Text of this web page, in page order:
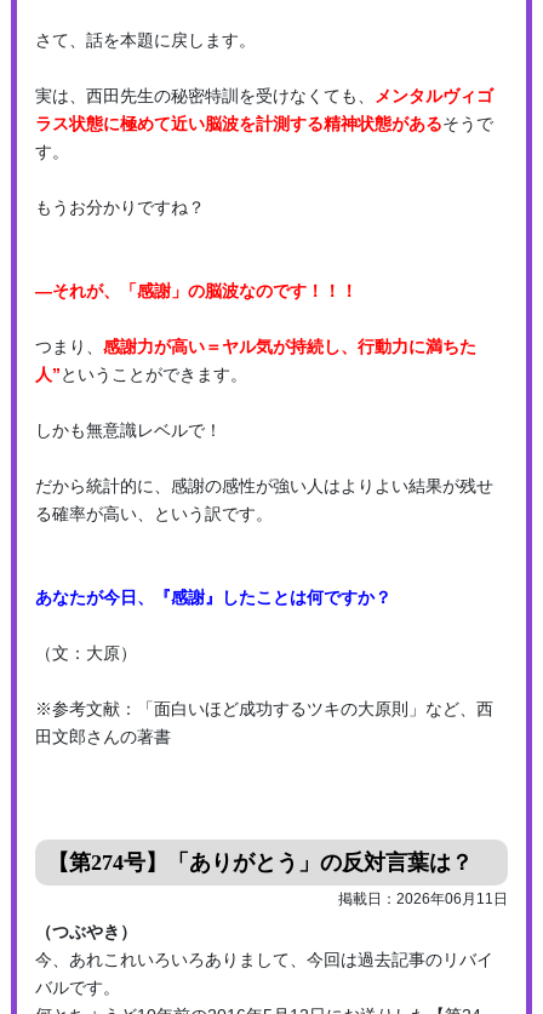
さて、話を本題に戻します。
実は、西田先生の秘密特訓を受けなくても、
メンタルヴィゴ
ラス状態に極めて近い脳波を計測する精神状態があるそうで
す。
もうお分かりですね？
―それが、「感謝」の脳波なのです！！！
つまり、 感謝力が高い＝ヤル気が持続し、 行動力に満ちた
人”ということができます。
しかも無意識レベルで！
だから統計的に、感謝の感性が強い人はよりよい結果が残せ
る確率が高い、という訳です。
あなたが今日、『感謝』したことは何ですか？
（文：大原）
※参考文献：「面白いほど成功するツキの大原則」など、西
田文郎さんの著書
【第274号】「ありがとう」の反対言葉は？
掲載日：2026年06月11日
（つぶやき）
今、あれこれいろいろありまして、今回は過去記事のリバイ
バルです。